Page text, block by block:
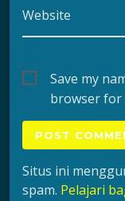
Website
Save my
browser for
Situs ini
spam. Pelajari